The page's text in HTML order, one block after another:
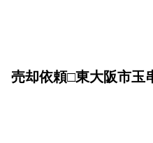
売却依頼□東大阪市玉